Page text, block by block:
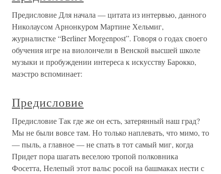
Предисловие Для начала — цитата из интервью, данного
Николаусом Арнонкуром Мартине Хельмиг,
журналистке “Berliner Morgenpost”. Говоря о годах своего
обучения игре на виолончели в Венской высшей школе
музыки и пробуждении интереса к искусству Барокко,
маэстро вспоминает:
Предисловие
Предисловие Так где же он есть, затерянный наш град?
Мы не были вовсе там. Но только наплевать, что мимо, то
— пыль, а главное — не спать в тот самый миг, когда
Придет пора шагать веселою тропой полковника
Фосетта, Нелепый этот вальс росой на башмаках нести с